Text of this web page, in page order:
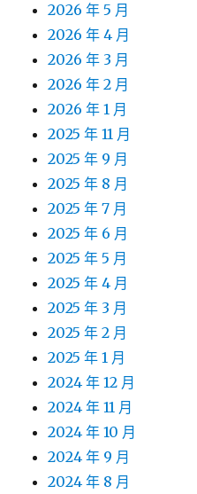
2026 年 5 月
2026 年 4 月
2026 年 3 月
2026 年 2 月
2026 年 1 月
2025 年 11 月
2025 年 9 月
2025 年 8 月
2025 年 7 月
2025 年 6 月
2025 年 5 月
2025 年 4 月
2025 年 3 月
2025 年 2 月
2025 年 1 月
2024 年 12 月
2024 年 11 月
2024 年 10 月
2024 年 9 月
2024 年 8 月